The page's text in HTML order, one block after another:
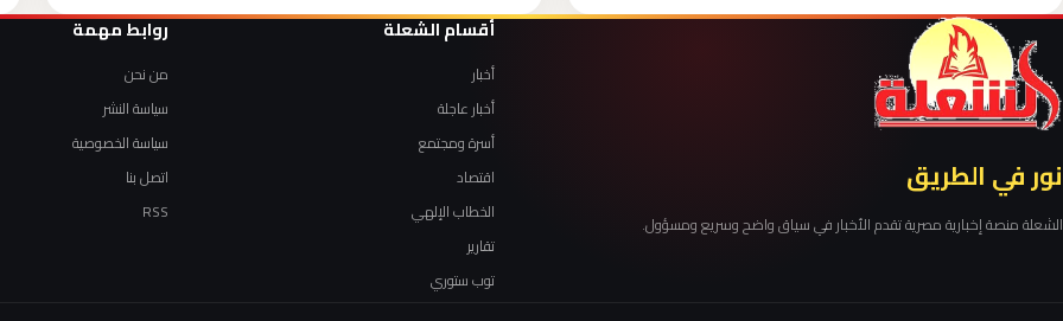
نور في الطريق
الشعلة منصة إخبارية مصرية تقدم الأخبار في سياق واضح وسريع ومسؤول.
أقسام الشعلة
أخبار
أخبار عاجلة
أسرة ومجتمع
اقتصاد
الخطاب الإلهي
تقارير
توب ستوري
روابط مهمة
من نحن
سياسة النشر
سياسة الخصوصية
اتصل بنا
RSS